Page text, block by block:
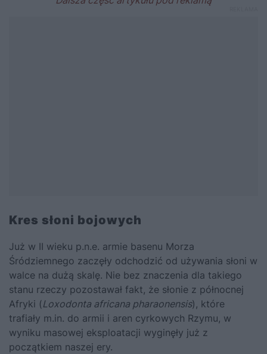
Kres słoni bojowych
Już w II wieku p.n.e. armie basenu Morza
Śródziemnego zaczęły odchodzić od używania słoni w
walce na dużą skalę. Nie bez znaczenia dla takiego
stanu rzeczy pozostawał fakt, że słonie z północnej
Afryki (Loxodonta africana pharaonensis), które
trafiały m.in. do armii i aren cyrkowych Rzymu, w
wyniku masowej eksploatacji wyginęły już z
początkiem naszej ery.